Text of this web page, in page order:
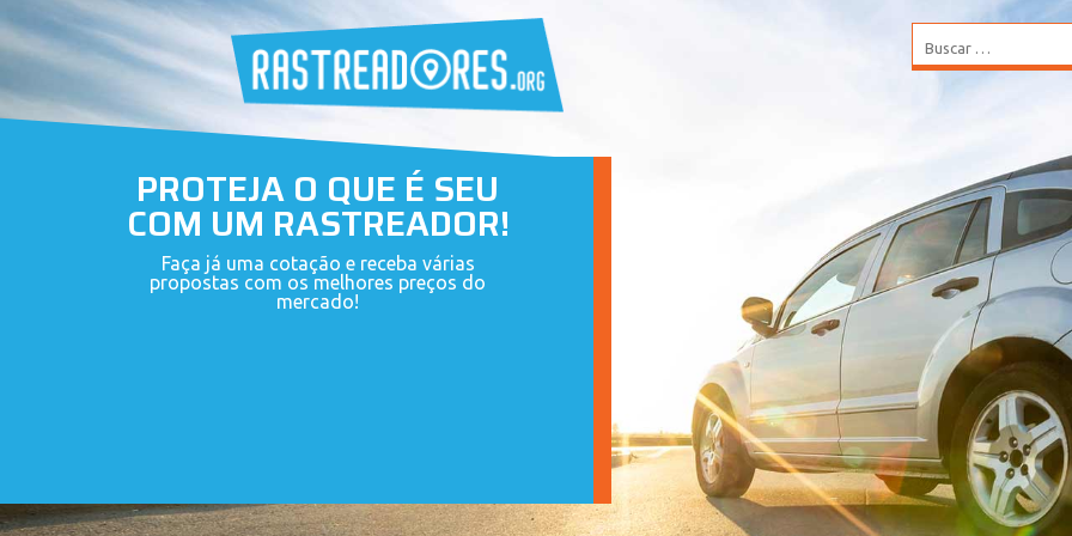
PROTEJA O QUE É SEU
COM UM RASTREADOR!
Faça já uma cotação e receba várias
propostas com os melhores preços do
mercado!